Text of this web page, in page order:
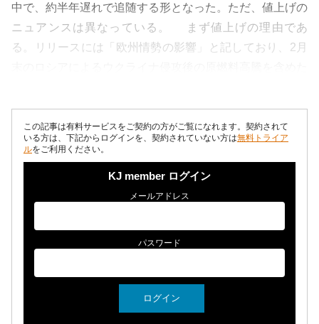
中で、約半年遅れで追随する形となった。ただ、値上げの
ニュアンスは異なっている。 まず値上げの理由であ
る。リリースには「欧州情勢の影響」と記しており、2月
この記事は有料サービスをご契約の方がご覧になれます。契約されて
いる方は、下記からログインを、契約されていない方は無料トライア
ルをご利用ください。
KJ member ログイン
メールアドレス
パスワード